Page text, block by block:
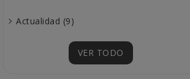
Actualidad (9)
VER TODO